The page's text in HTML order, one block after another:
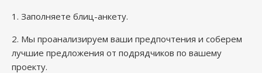
1. Заполняете блиц-анкету.
2. Мы проанализируем ваши предпочтения и соберем
лучшие предложения от подрядчиков по вашему
проекту.